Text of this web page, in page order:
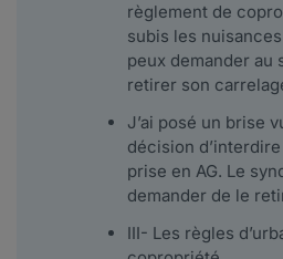
règlement de
subis les
peux demander au
retirer son
J’ai posé un brise
décision
prise en AG. Le
demander de le
III- Les règles